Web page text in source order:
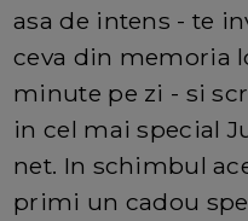
asa de intens - te
ceva din memoria
minute pe zi - si
in cel mai special
net. In schimbul
primi un cadou